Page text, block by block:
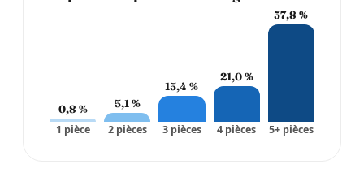
0,8 %
1 pièce
5,1 %
2 pièces
15,4 %
3 pièces
21,0 %
4 pièces
57,8 %
5+ pièces